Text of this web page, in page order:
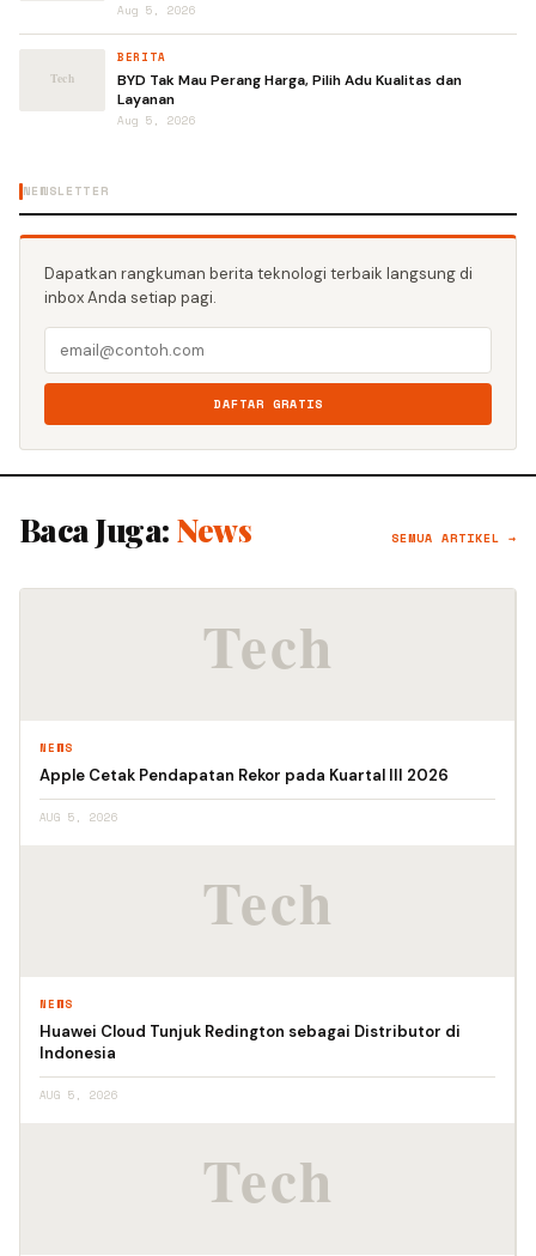
Aug 5, 2026
BERITA
BYD Tak Mau Perang Harga, Pilih Adu Kualitas dan
Layanan
Aug 5, 2026
NEWSLETTER
Dapatkan rangkuman berita teknologi terbaik langsung di
inbox Anda setiap pagi.
DAFTAR GRATIS
Baca Juga: News SEMUA ARTIKEL →
NEWS
Apple Cetak Pendapatan Rekor pada Kuartal III 2026
AUG 5, 2026
NEWS
Huawei Cloud Tunjuk Redington sebagai Distributor di
Indonesia
AUG 5, 2026